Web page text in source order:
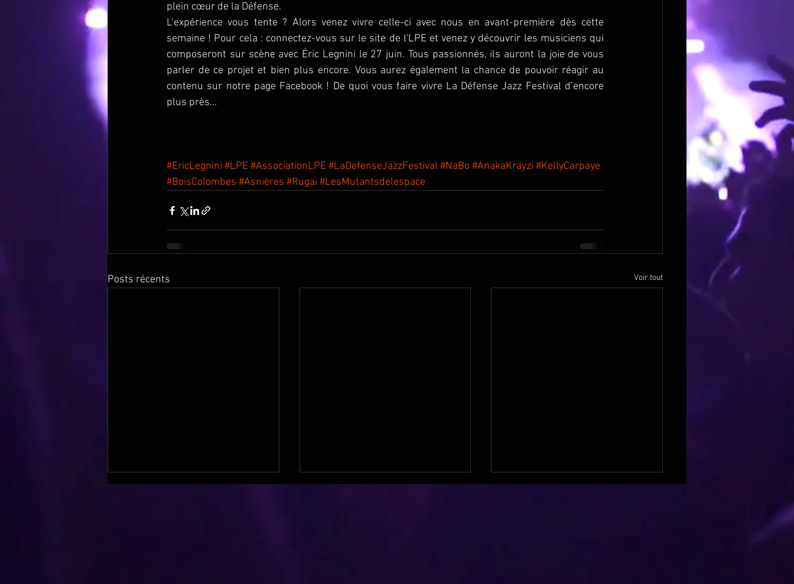
plein cœur de la Défense.
L’expérience vous tente ? Alors venez vivre celle-ci avec nous en avant-première dès cette
semaine ! Pour cela : connectez-vous sur le site de l'LPE et venez y découvrir les musiciens qui
composeront sur scène avec Éric Legnini le 27 juin. Tous passionnés, ils auront la joie de vous
parler de ce projet et bien plus encore. Vous aurez également la chance de pouvoir réagir au
contenu sur notre page Facebook ! De quoi vous faire vivre La Défense Jazz Festival d’encore
plus près...
#EricLegnini #LPE #AssociationLPE #LaDefenseJazzFestival #NaBo #AnakaKrayzi #KellyCarpaye
#BoisColombes #Asnières #Rugaï#LesMutantsdelespace
Posts récents Voir tout